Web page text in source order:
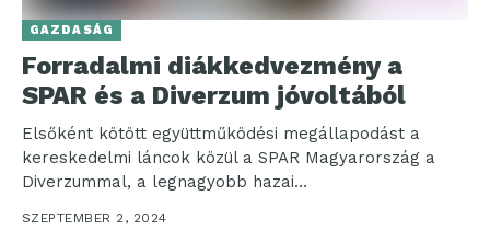
GAZDASÁG
Forradalmi diákkedvezmény a
SPAR és a Diverzum jóvoltából
Elsőként kötött együttműködési megállapodást a
kereskedelmi láncok közül a SPAR Magyarország a
Diverzummal, a legnagyobb hazai
köszönhetően a Diverzum...
SZEPTEMBER 2, 2024